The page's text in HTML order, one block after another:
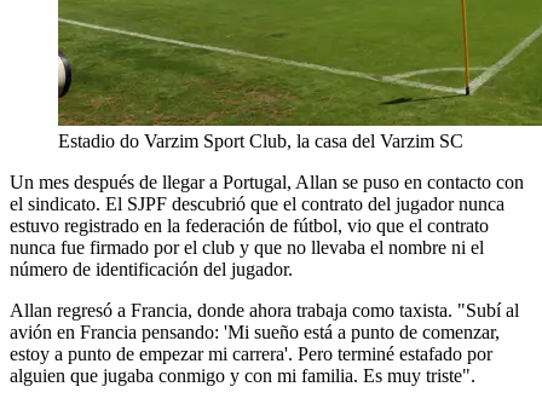
Estadio do Varzim Sport Club, la casa del Varzim SC
Un mes después de llegar a Portugal, Allan se puso en contacto con
el sindicato. El SJPF descubrió que el contrato del jugador nunca
estuvo registrado en la federación de fútbol, vio que el contrato
nunca fue firmado por el club y que no llevaba el nombre ni el
número de identificación del jugador.
Allan regresó a Francia, donde ahora trabaja como taxista. "Subí al
avión en Francia pensando: 'Mi sueño está a punto de comenzar,
estoy a punto de empezar mi carrera'. Pero terminé estafado por
alguien que jugaba conmigo y con mi familia. Es muy triste".